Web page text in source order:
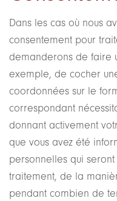
Dans les cas où nous
consentement pour
demanderons de faire
exemple, de cocher
coordonnées sur le
correspondant
donnant activement
que vous avez été
personnelles qui
traitement, de la
pendant combien de